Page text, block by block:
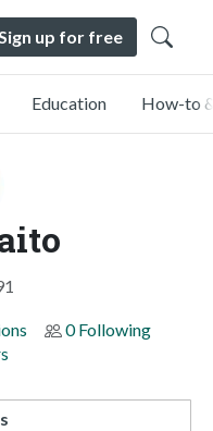
up for free
Education How-to
0 Following